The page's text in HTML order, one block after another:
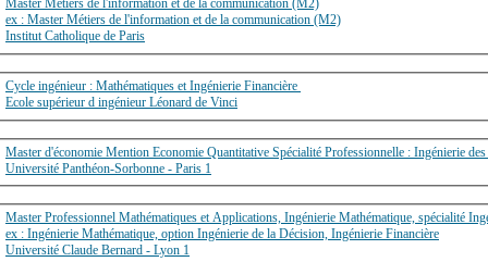
Master Métiers de l'information et de la communication (M2)
ex : Master Métiers de l'information et de la communication (M2)
Institut Catholique de Paris
Cycle ingénieur : Mathématiques et Ingénierie Financière
Ecole supérieur d ingénieur Léonard de Vinci
Master d'économie Mention Economie Quantitative Spécialité Professionnelle : Ingénierie
Université Panthéon-Sorbonne - Paris 1
Master Professionnel Mathématiques et Applications, Ingénierie Mathématique, spécialité
ex : Ingénierie Mathématique, option Ingénierie de la Décision, Ingénierie Financière
Université Claude Bernard - Lyon 1